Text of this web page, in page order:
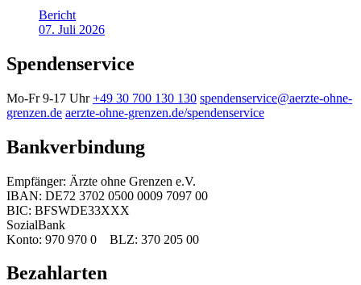
Bericht
07. Juli 2026
Spendenservice
Mo-Fr 9-17 Uhr +49 30 700 130 130 spendenservice@aerzte-ohne-
grenzen.de aerzte-ohne-grenzen.de/spendenservice
Bankverbindung
Empfänger: Ärzte ohne Grenzen e.V.
IBAN: DE72 3702 0500 0009 7097 00
BIC: BFSWDE33XXX
SozialBank
Konto: 970 970 0 BLZ: 370 205 00
Bezahlarten